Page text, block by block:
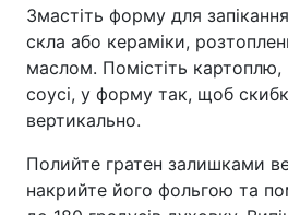
Змастіть форму для
скла або кераміки,
маслом. Помістіть
соусі, у форму так, щоб
вертикально.
Полийте гратен залишками
накрийте його фольгою та